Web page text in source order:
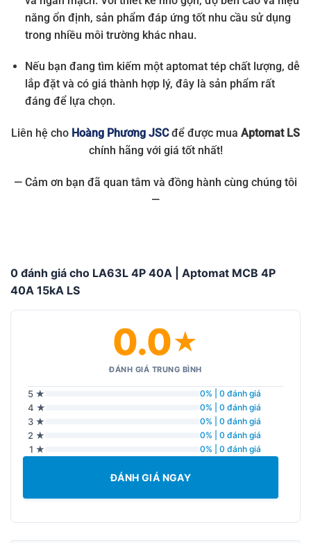
năng ổn định, sản phẩm đáp ứng tốt nhu cầu sử dụng
trong nhiều môi trường khác nhau.
Nếu bạn đang tìm kiếm một aptomat tép chất lượng, dễ
lắp đặt và có giá thành hợp lý, đây là sản phẩm rất
đáng để lựa chọn.
Liên hệ cho Hoàng Phương JSCđể được mua Aptomat LS
chính hãng với giá tốt nhất!
— Cảm ơn bạn đã quan tâm và đồng hành cùng chúng tôi
—
0 đánh giá cho LA63L 4P 40A | Aptomat MCB 4P
40A 15kA LS
0.0★
ĐÁNH GIÁ TRUNG BÌNH
5 ★ 0% | 0 đánh giá
4 ★ 0% | 0 đánh giá
3 ★ 0% | 0 đánh giá
2 ★ 0% | 0 đánh giá
1 ★ 0% | 0 đánh giá
ĐÁNH GIÁ NGAY